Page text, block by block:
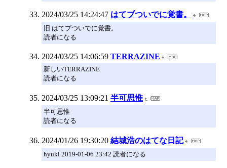
2024/03/25 14:24:47 はてブついでに覚書。
旧 はてブついでに覚書。
読者になる
2024/03/25 14:06:59 TERRAZINE
新しいTERRAZINE
読者になる
2024/03/25 13:09:21 半可思惟
半可思惟
読者になる
2024/01/26 19:30:20 結城浩のはてな日記
hyuki 2019-01-06 23:42 読者になる